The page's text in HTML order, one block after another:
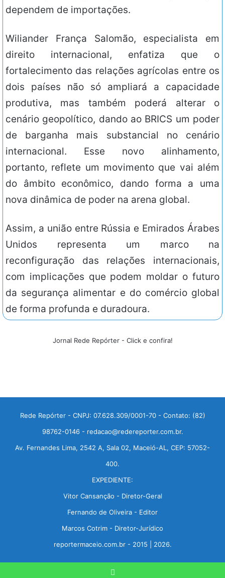
dependem de importações.
Wiliander França Salomão, especialista em
direito internacional, enfatiza que o
fortalecimento das relações agrícolas entre os
dois países não só ampliará a capacidade
produtiva, mas também poderá alterar o
cenário geopolítico, dando ao BRICS um poder
de barganha mais substancial no cenário
internacional. Esse novo alinhamento,
portanto, reflete um movimento que vai além
do âmbito econômico, dando forma a uma
nova dinâmica de poder na arena global.
Assim, a união entre Rússia e Emirados Árabes
Unidos representa um marco na
reconfiguração das relações internacionais,
com implicações que podem moldar o futuro
da segurança alimentar e do comércio global
de forma profunda e duradoura.
Jornal Rede Repórter - Click e confira!
Rede Repórter - CNPJ: 07.628.309/0001-70 - Contato: (82)
98762-0146 - redacao@redereporter.com.br.
Av. Fernandes Lima, 2542 A, Sala 02, Maceió-AL, CEP: 57052-
400.
EXPEDIENTE:
Vitor Cansanção - Diretor-Geral
Fernando de Oliveira - Editor
Marcos Cotrim - Diretor-Jurídico
reportermaceio.com.br - 2015 | 2026.